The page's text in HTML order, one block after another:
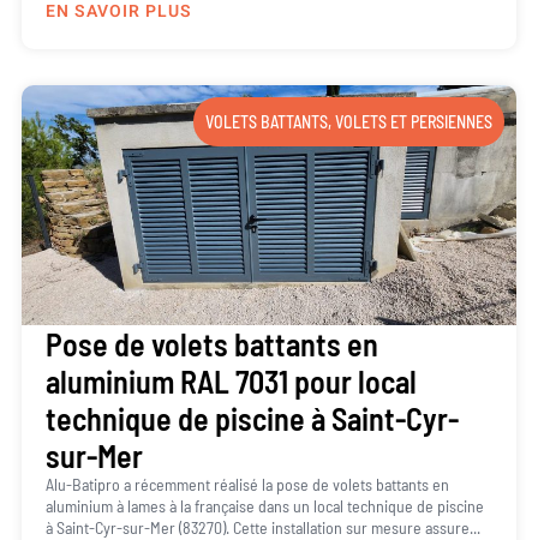
EN SAVOIR PLUS
VOLETS BATTANTS,VOLETS ET PERSIENNES
Pose de volets battants en
aluminium RAL 7031 pour local
technique de piscine à Saint-Cyr-
sur-Mer
Alu-Batipro a récemment réalisé la pose de volets battants en
aluminium à lames à la française dans un local technique de piscine
à Saint-Cyr-sur-Mer (83270). Cette installation sur mesure assure...